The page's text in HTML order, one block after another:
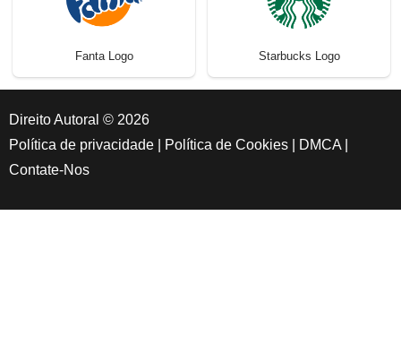
Fanta Logo Starbucks Logo
Direito Autoral © 2026
Política de privacidade
Política de Cookies DMCA
Contate-Nos